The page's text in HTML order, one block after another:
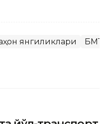
янгиликлари БМТ